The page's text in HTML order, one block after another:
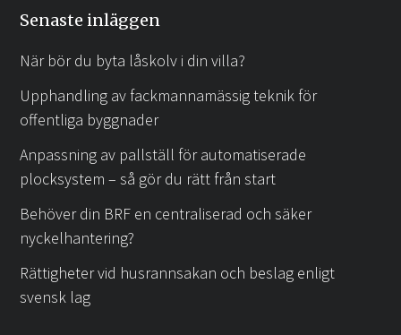
Senaste inläggen
När bör du byta låskolv i din villa?
Upphandling av fackmannamässig teknik för
offentliga byggnader
Anpassning av pallställ för automatiserade
plocksystem – så gör du rätt från start
Behöver din BRF en centraliserad och säker
nyckelhantering?
Rättigheter vid husrannsakan och beslag enligt
svensk lag